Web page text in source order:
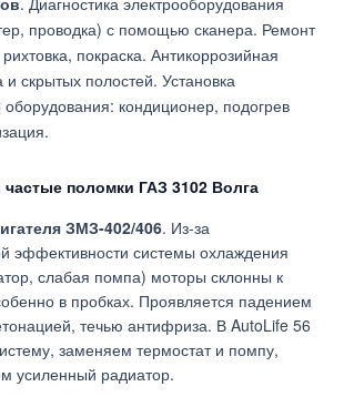
проводка) с помощью сканера. Ремонт
покраска. Антикоррозийная
скрытых полостей. Установка
оборудования: кондиционер, подогрев
поломки ГАЗ 3102 Волга
ЗМЗ-402/406. Из-за
эффективности системы охлаждения
слабая помпа) моторы склонны к
в пробках. Проявляется падением
течью антифриза. В AutoLife 56
заменяем термостат и помпу,
усиленный радиатор.